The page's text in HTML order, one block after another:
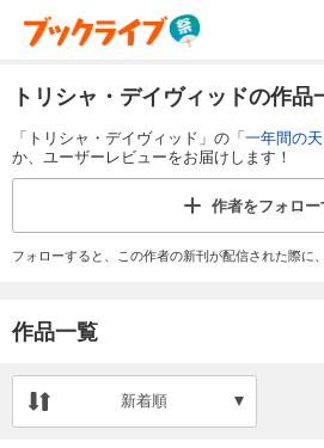
トリシャ・デイヴィッドの作品
「トリシャ・デイヴィッド」の「一年間の
か、ユーザーレビューをお届けします！
作者をフォロ
フォローすると、この作者の新刊が配信された際に
作品一覧
新着順